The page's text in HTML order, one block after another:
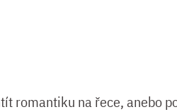
romantiku na řece, anebo